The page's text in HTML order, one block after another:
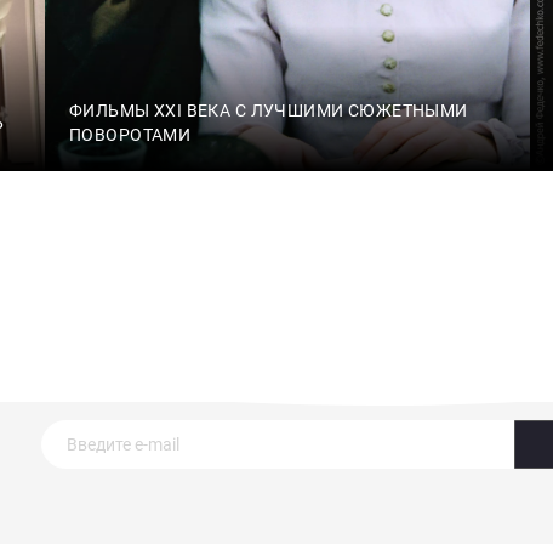
ФИЛЬМЫ XXI ВЕКА С ЛУЧШИМИ СЮЖЕТНЫМИ
ПОВОРОТАМИ